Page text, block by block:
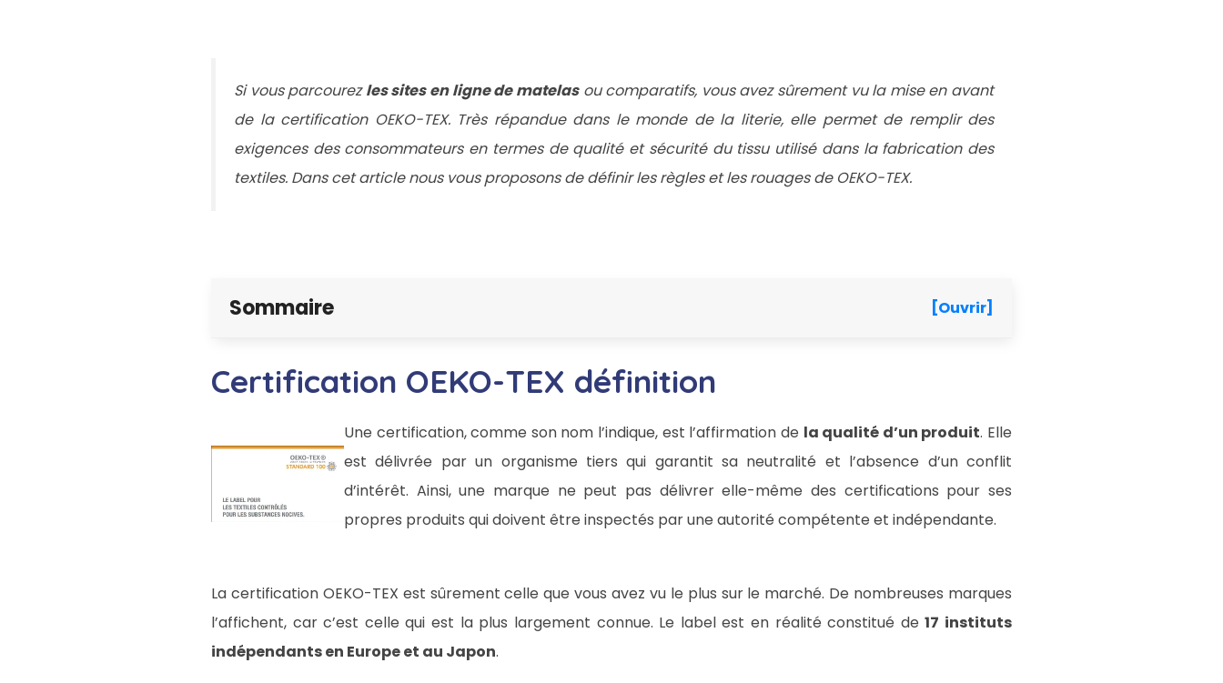
Si vous parcourezles sites en ligne de matelasou comparatifs, vous avez sûrement vu la mise en avant
de la certification OEKO-TEX. Très répandue dans le monde de la literie, elle permet de remplir des
exigences des consommateurs en termes de qualité et sécurité du tissu utilisé dans la fabrication des
textiles. Dans cet article nous vous proposons de définir les règles et les rouages de OEKO-TEX.
Sommaire [Ouvrir]
Certification OEKO-TEX définition
Une certification, comme son nom l’indique, est l’affirmation de la qualité d’un produit. Elle
est délivrée par un organisme tiers qui garantit sa neutralité et l’absence d’un conflit
d’intérêt. Ainsi, une marque ne peut pas délivrer elle-même des certifications pour ses
propres produits qui doivent être inspectés par une autorité compétente et indépendante.
La certification OEKO-TEX est sûrement celle que vous avez vu le plus sur le marché. De nombreuses marques
l’affichent, car c’est celle qui est la plus largement connue. Le label est en réalité constitué de17 instituts
indépendants en Europe et au Japon.